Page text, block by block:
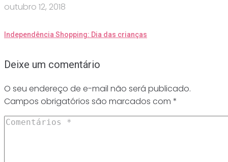
outubro 12, 2018
Independência Shopping: Dia das crianças
Deixe um comentário
O seu endereço de e-mail não será publicado.
Campos obrigatórios são marcados com *